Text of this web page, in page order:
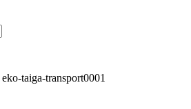
eko-taiga-transport0001